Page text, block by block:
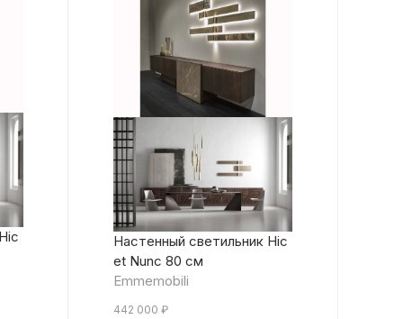
Настенный светильник Hic
et Nunc 80 см
Emmemobili
442 000 ₽